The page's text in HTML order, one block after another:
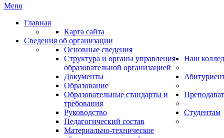
Menu
Главная
Карта сайта
Сведения об организации
Основные сведения
Структура и органы управления
образовательной организацией
Документы
Образование
Образовательные стандарты и
требования
Руководство
Педагогический состав
Материально-техническое
Наш
Студентам